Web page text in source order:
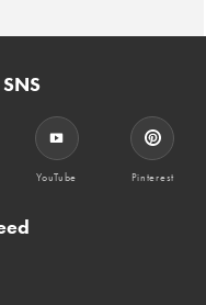
YouTube Pinterest